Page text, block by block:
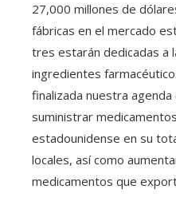
27,000 millones de
fábricas en el mercado
tres estarán dedicadas a
ingredientes
finalizada nuestra
suministrar
estadounidense en su
locales, así como
medicamentos que